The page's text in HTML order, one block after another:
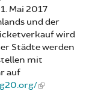
Mai 2017
und der
wird
Städte werden
mit
auf